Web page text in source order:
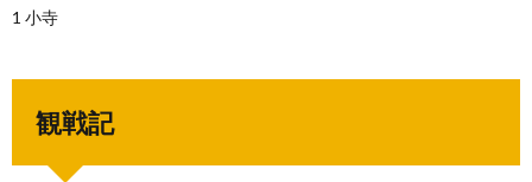
1 小寺
観戦記